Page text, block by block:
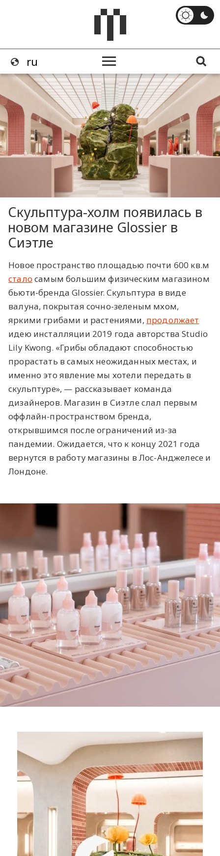
Скульптура-холм появилась в
новом магазине Glossier в
Сиэтле
Новое пространство площадью почти 600 кв.м
сталосамым большим физическим магазином
бьюти-бренда Glossier. Скульптура в виде
валуна, покрытая сочно-зеленым мхом,
яркими грибами и растениями, продолжает
идею инсталляции 2019 года авторства Studio
Lily Kwong. «Грибы обладают способностью
прорастать в самых неожиданных местах, и
именно это явление мы хотели передать в
скульптуре», — рассказывает команда
дизайнеров. Магазин в Сиэтле слал первым
оффлайн-пространством бренда,
открывшимся после ограничений из-за
пандемии. Ожидается, что к концу 2021 года
вернутся в работу магазины в Лос-Анджелесе и
Лондоне.